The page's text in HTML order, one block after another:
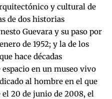
y cultural de
de dos historias
Guevara y su paso por
de 1952; y la de los
hace décadas
en un museo vivo
al hombre en el que
20 de junio de 2008, el